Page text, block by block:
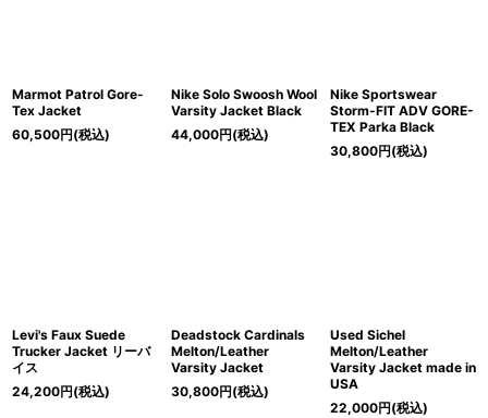
Marmot Patrol Gore-
Tex Jacket
60,500円(税込)
Nike Solo Swoosh Wool
Varsity Jacket Black
44,000円(税込)
Nike Sportswear
Storm-FIT ADV GORE-
TEX Parka Black
30,800円(税込)
Levi's Faux Suede
Trucker Jacket リーバ
イス
24,200円(税込)
Deadstock Cardinals
Melton/Leather
Varsity Jacket
30,800円(税込)
Used Sichel
Melton/Leather
Varsity Jacket made in
USA
22,000円(税込)